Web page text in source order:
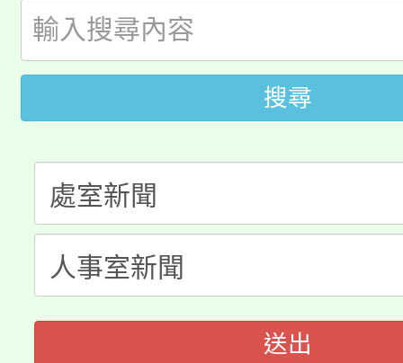
代理(課)教師甄選結果(
公告本校115學年度第
代理(課)教師甄選結果(
轉知中國文化大學推廣
《TA101》溝通分析基
程，歡迎學生輔導中心
心理、諮商輔導、社會
系所師生報名參加。
轉知苗栗縣政府辦理
縣市「校園短影音徵選
門員」簡章及活動海報
踴躍報名參加。
要點
「桃園市補助參觀特色
展演活動實施計畫」
115年度「教育部表揚
義教育推展貢獻獎」
搜尋
送出